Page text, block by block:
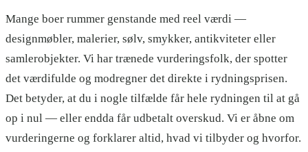
Mange boer rummer genstande med reel værdi —
designmøbler, malerier, sølv, smykker, antikviteter eller
samlerobjekter. Vi har trænede vurderingsfolk, der spotter
det værdifulde og modregner det direkte i rydningsprisen.
Det betyder, at du i nogle tilfælde får hele rydningen til at gå
op i nul — eller endda får udbetalt overskud. Vi er åbne om
vurderingerne og forklarer altid, hvad vi tilbyder og hvorfor.